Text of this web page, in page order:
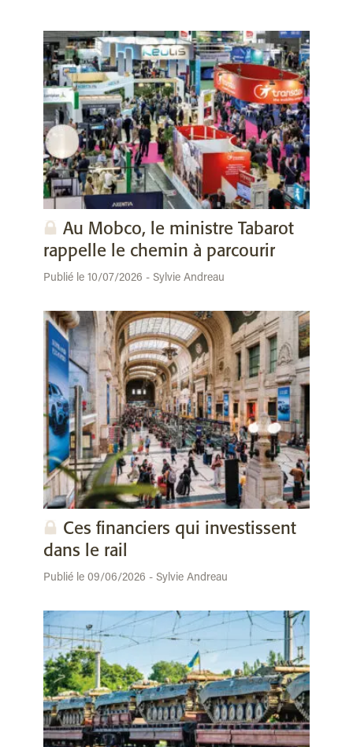
Au Mobco, le ministre Tabarot
rappelle le chemin à parcourir
Publié le 10/07/2026 - Sylvie Andreau
Ces financiers qui investissent
dans le rail
Publié le 09/06/2026 - Sylvie Andreau